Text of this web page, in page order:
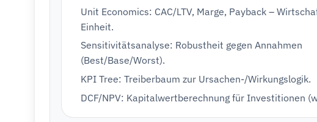
Unit Economics: CAC/LTV, Marge, Payback –
Einheit.
Sensitivitätsanalyse: Robustheit gegen Annahmen
(Best/Base/Worst).
KPI Tree: Treiberbaum zur Ursachen-/Wirkungslogik.
DCF/NPV: Kapitalwertberechnung für Investitionen